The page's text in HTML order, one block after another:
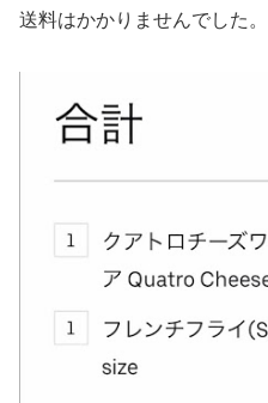
送料はかかりませんでした。